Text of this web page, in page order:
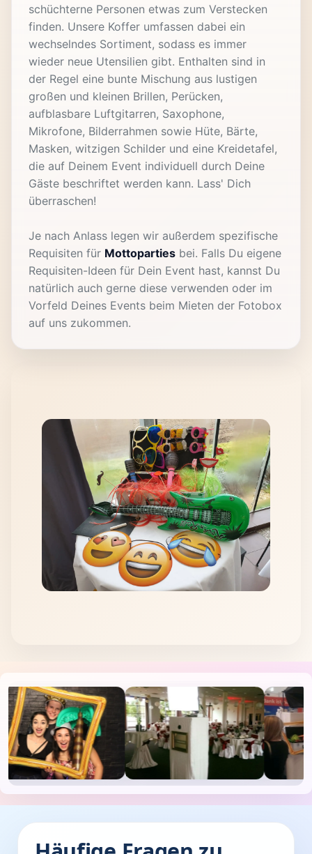
schüchterne Personen etwas zum Verstecken
finden. Unsere Koffer umfassen dabei ein
wechselndes Sortiment, sodass es immer
wieder neue Utensilien gibt. Enthalten sind in
der Regel eine bunte Mischung aus lustigen
großen und kleinen Brillen, Perücken,
aufblasbare Luftgitarren, Saxophone,
Mikrofone, Bilderrahmen sowie Hüte, Bärte,
Masken, witzigen Schilder und eine Kreidetafel,
die auf Deinem Event individuell durch Deine
Gäste beschriftet werden kann. Lass' Dich
überraschen!
Je nach Anlass legen wir außerdem spezifische
Requisiten für Mottoparties bei. Falls Du eigene
Requisiten-Ideen für Dein Event hast, kannst Du
natürlich auch gerne diese verwenden oder im
Vorfeld Deines Events beim Mieten der Fotobox
auf uns zukommen.